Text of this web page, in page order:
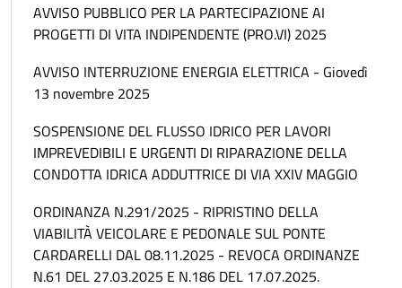
AVVISO PUBBLICO PER LA PARTECIPAZIONE AI
PROGETTI DI VITA INDIPENDENTE (PRO.VI) 2025
AVVISO INTERRUZIONE ENERGIA ELETTRICA - Giovedì
13 novembre 2025
SOSPENSIONE DEL FLUSSO IDRICO PER LAVORI
IMPREVEDIBILI E URGENTI DI RIPARAZIONE DELLA
CONDOTTA IDRICA ADDUTTRICE DI VIA XXIV MAGGIO
ORDINANZA N.291/2025 - RIPRISTINO DELLA
VIABILITÀ VEICOLARE E PEDONALE SUL PONTE
CARDARELLI DAL 08.11.2025 - REVOCA ORDINANZE
N.61 DEL 27.03.2025 E N.186 DEL 17.07.2025.